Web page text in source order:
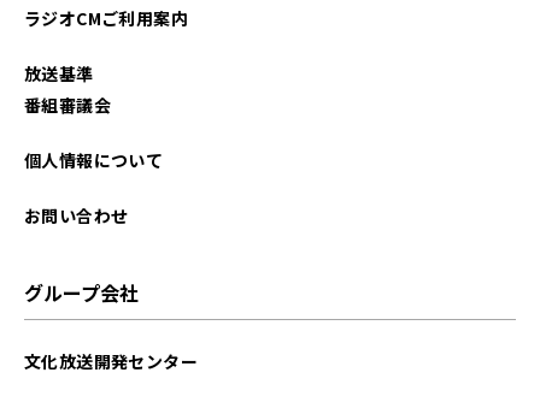
ラジオCMご利用案内
放送基準
番組審議会
個人情報について
お問い合わせ
グループ会社
文化放送開発センター